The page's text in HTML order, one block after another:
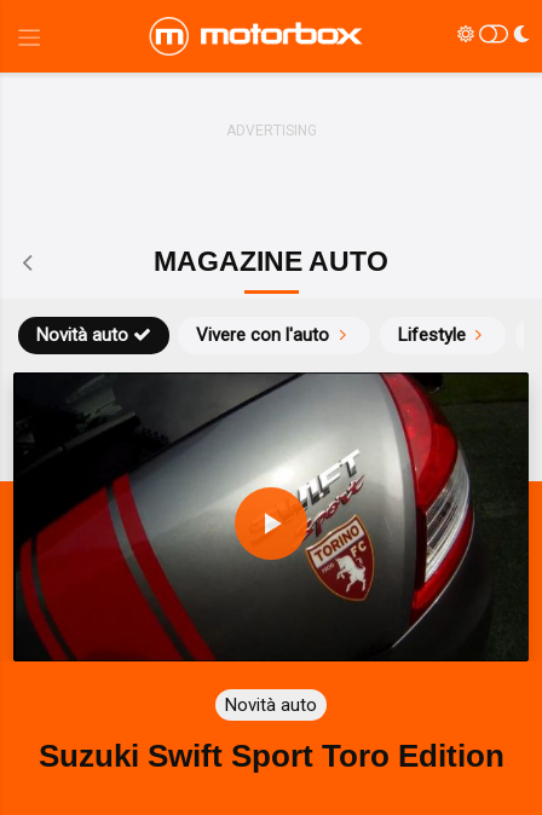
MAGAZINE AUTO
Novità auto Vivere con l'auto Lifestyle
P
a
y
V
Novità auto
Suzuki Swift Sport Toro Edition